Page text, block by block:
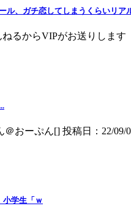
ル、ガチ恋してしまうくらいリア
るからVIPがお送りします
＠おーぷん[] 投稿日：22/
小学生「ｗ